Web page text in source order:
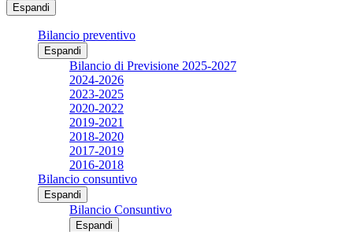
Espandi
Bilancio preventivo
Espandi
Bilancio di Previsione 2025-2027
2024-2026
2023-2025
2020-2022
2019-2021
2018-2020
2017-2019
2016-2018
Bilancio consuntivo
Espandi
Bilancio Consuntivo
Espandi